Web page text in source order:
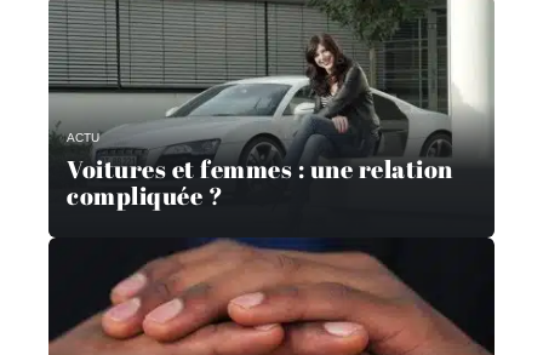
ACTU
Voitures et femmes : une relation
compliquée ?